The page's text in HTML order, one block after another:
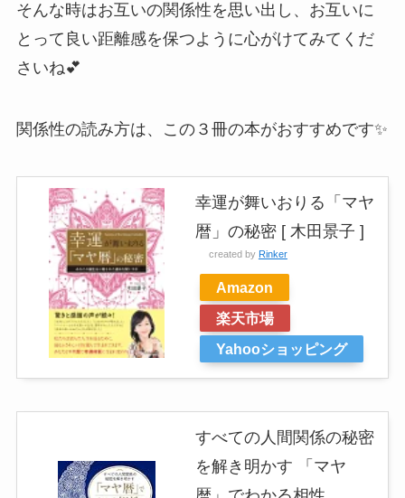
そんな時はお互いの関係性を思い出し、お互いに
とって良い距離感を保つように心がけてみてくだ
さいね💕
関係性の読み方は、この３冊の本がおすすめです✨
幸運が舞いおりる「マヤ
暦」の秘密 [ 木田景子 ]
created by Rinker
Amazon
楽天市場
Yahooショッピング
すべての人間関係の秘密
を解き明かす 「マヤ